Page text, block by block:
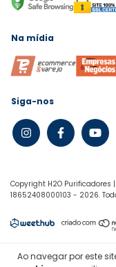
Ao navegar por este
Na mídia
Siga-nos
Copyright H2O Purificadores
18652408000103 - 2026.